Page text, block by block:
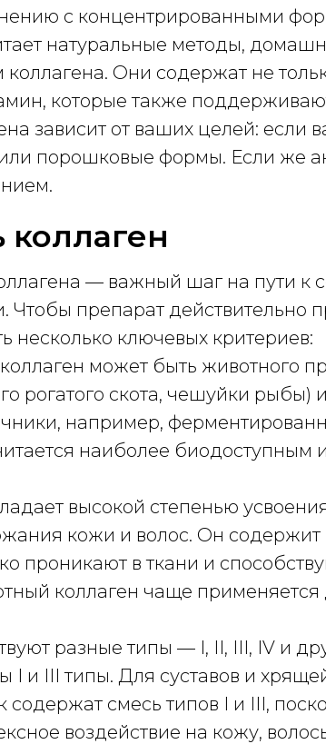
с концентрированными
натуральные методы,
Они содержат не
которые также
зависит от ваших целей:
порошковые формы. Если же
коллаген
— важный шаг на пути к
Чтобы препарат действительно
несколько ключевых критериев:
может быть животного
рогатого скота, чешуйки рыбы)
например,
наиболее биодоступным
высокой степенью
кожи и волос. Он содержит
проникают в ткани и
коллаген чаще
разные типы — I, II, III, IV и
I и III типы. Для суставов и
смесь типов I и III,
воздействие на кожу,